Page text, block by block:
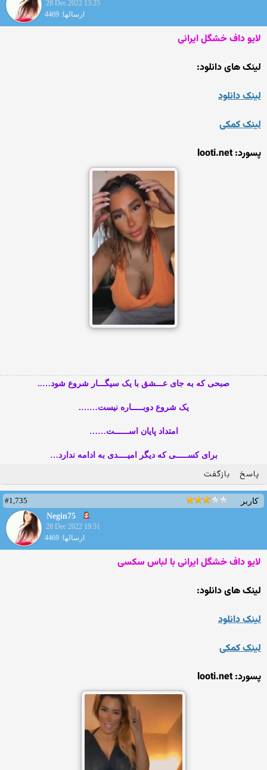
28 Dec 2022 13:25
ارسالها: 4469
لایو داف خشگل ایرانی
لینک های دانلود:
لینک دانلود
لینک کمکی
پسورد: looti.net
صبحی که به جای عـــشق با یک سیگـــار شروع شود…..
یک شروع دوبـــــاره نیست…….
امتداد پایان اســــــت……
برای کســـــی که دیگر امیــــدی به ادامه ندارد…
پاسخ بازگفت
کاربر
#1,735
Negin75
28 Dec 2022 19:51
ارسالها: 4469
لایو داف خشگل ایرانی با لباس سکسی
لینک های دانلود:
لینک دانلود
لینک کمکی
پسورد: looti.net